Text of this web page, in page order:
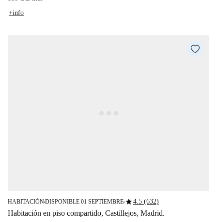
+info
HABITACIÓN■DISPONIBLE 01 SEPTIEMBRE■star4.5 (632)
Habitación en piso compartido, Castillejos, Madrid.